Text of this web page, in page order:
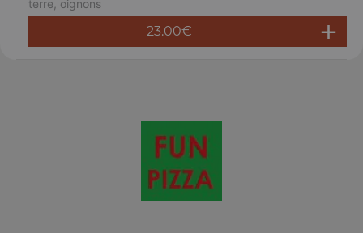
terre, oignons
23.00€